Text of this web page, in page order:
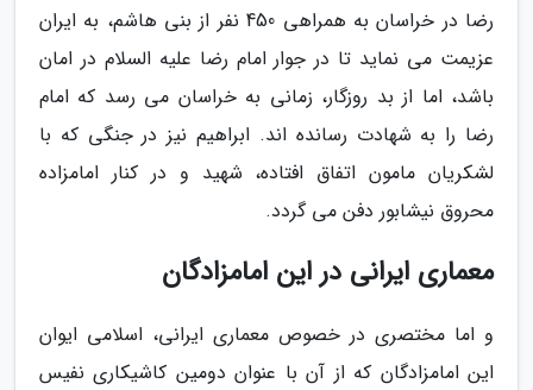
رضا در خراسان به همراهی 450 نفر از بنی هاشم، به ایران
عزیمت می نماید تا در جوار امام رضا علیه السلام در امان
باشد، اما از بد روزگار، زمانی به خراسان می رسد که امام
رضا را به شهادت رسانده اند. ابراهیم نیز در جنگی که با
لشکریان مامون اتفاق افتاده، شهید و در کنار امامزاده
محروق نیشابور دفن می گردد.
معماری ایرانی در این امامزادگان
و اما مختصری در خصوص معماری ایرانی، اسلامی ایوان
این امامزادگان که از آن با عنوان دومین کاشیکاری نفیس